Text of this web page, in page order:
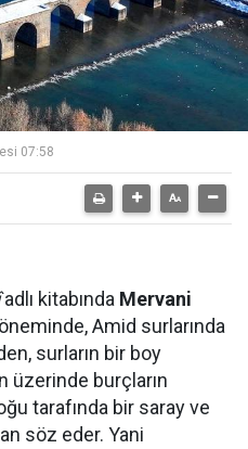
07:58
adlı kitabında Mervani
Amid surlarında
surların bir boy
üzerinde burçların
tarafında bir saray ve
söz eder. Yani